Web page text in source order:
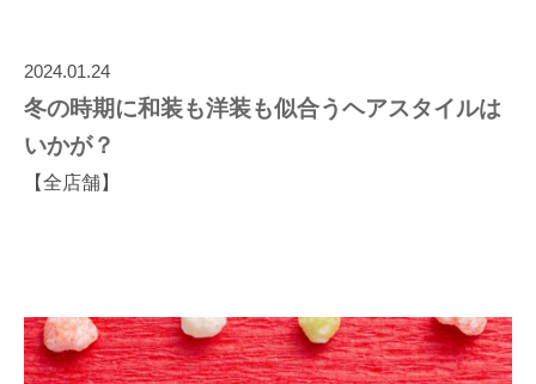
2024.01.24
冬の時期に和装も洋装も似合うヘアスタイルは
いかが？
【全店舗】